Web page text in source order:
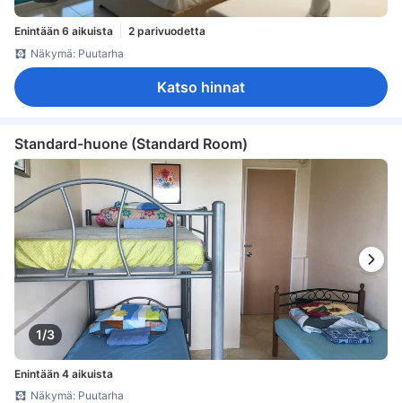
Enintään 6 aikuista
2 parivuodetta
Näkymä: Puutarha
Katso hinnat
Standard-huone (Standard Room)
1/3
Enintään 4 aikuista
Näkymä: Puutarha